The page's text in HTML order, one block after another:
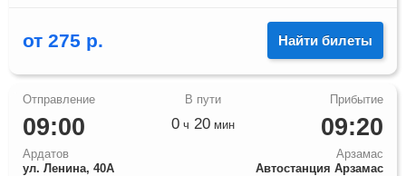
от 275 р. Найти билеты
09:00
Ардатов
ул. Ленина, 40А
09:20
Арзамас
Автостанция Арзамас
0 ч 20 мин